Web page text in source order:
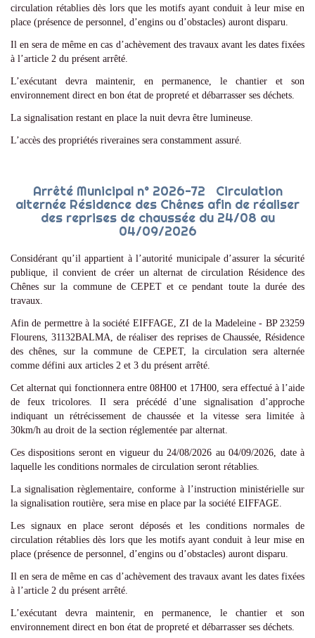
circulation rétablies dès lors que les motifs ayant conduit à leur mise en
place (présence de personnel, d’engins ou d’obstacles) auront disparu.
Il en sera de même en cas d’achèvement des travaux avant les dates fixées
à l’article 2 du présent arrêté.
L’exécutant devra maintenir, en permanence, le chantier et son
environnement direct en bon état de propreté et débarrasser ses déchets.
La signalisation restant en place la nuit devra être lumineuse.
L’accès des propriétés riveraines sera constamment assuré.
Arrêté Municipal n° 2026-72 Circulation
alternée Résidence des Chênes afin de réaliser
des reprises de chaussée du 24/08 au
04/09/2026
Considérant qu’il appartient à l’autorité municipale d’assurer la sécurité
publique, il convient de créer un alternat de circulation Résidence des
Chênes sur la commune de CEPET et ce pendant toute la durée des
travaux.
Afin de permettre à la société EIFFAGE, ZI de la Madeleine - BP 23259
Flourens, 31132BALMA, de réaliser des reprises de Chaussée, Résidence
des chênes, sur la commune de CEPET, la circulation sera alternée
comme défini aux articles 2 et 3 du présent arrêté.
Cet alternat qui fonctionnera entre 08H00 et 17H00, sera effectué à l’aide
de feux tricolores. Il sera précédé d’une signalisation d’approche
indiquant un rétrécissement de chaussée et la vitesse sera limitée à
30km/h au droit de la section réglementée par alternat.
Ces dispositions seront en vigueur du 24/08/2026 au 04/09/2026, date à
laquelle les conditions normales de circulation seront rétablies.
La signalisation règlementaire, conforme à l’instruction ministérielle sur
la signalisation routière, sera mise en place par la société EIFFAGE.
Les signaux en place seront déposés et les conditions normales de
circulation rétablies dès lors que les motifs ayant conduit à leur mise en
place (présence de personnel, d’engins ou d’obstacles) auront disparu.
Il en sera de même en cas d’achèvement des travaux avant les dates fixées
à l’article 2 du présent arrêté.
L’exécutant devra maintenir, en permanence, le chantier et son
environnement direct en bon état de propreté et débarrasser ses déchets.